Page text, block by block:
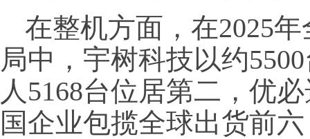
在整机方面，在2025
局中，宇树科技以约
人5168台位居第二，优
国企业包揽全球出货前